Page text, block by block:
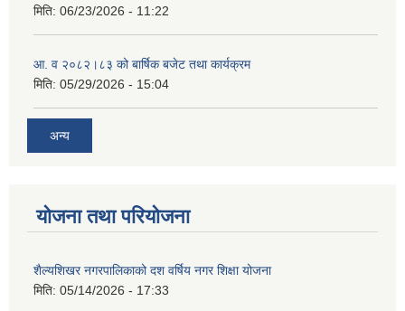
मिति: 06/23/2026 - 11:22
आ. व २०८२।८३ को बार्षिक बजेट तथा कार्यक्रम
मिति: 05/29/2026 - 15:04
अन्य
योजना तथा परियोजना
शैल्यशिखर नगरपालिकाको दश वर्षिय नगर शिक्षा योजना
मिति: 05/14/2026 - 17:33